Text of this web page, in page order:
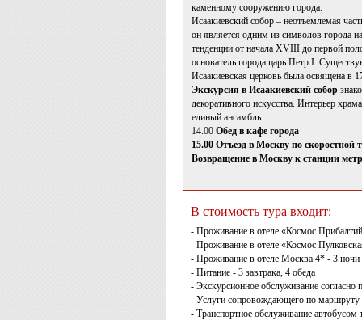
каменному сооружению города.
Исаакиевский собор – неотъемлемая
он является одним из символов города
тенденции от начала XVIII до первой
основатель города царь Петр I.
Исаакиевская церковь была освящена в
Экскурсия в Исаакиевский собор
декоративного искусства. Интерьер
единый ансамбль.
14.00 Обед в кафе города
15.00 Отъезд в Москву по скоростной
Возвращение в Москву к станции
В стоимость тура входит:
- Проживание в отеле «Космос
- Проживание в отеле «Космос
- Проживание в отеле Москва 4* - 3 ночи
- Питание - 3 завтрака, 4 обеда
- Экскурсионное обслуживание
- Услуги сопровождающего по маршруту
- Транспортное обслуживание автобусом